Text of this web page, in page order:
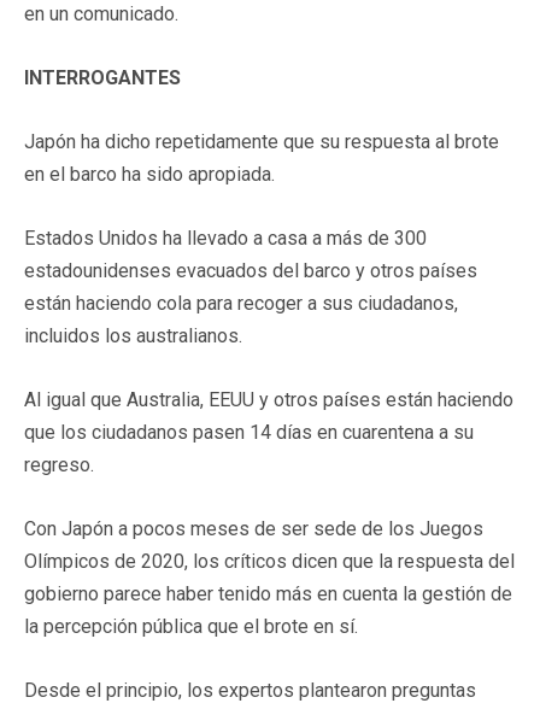
en un comunicado.
INTERROGANTES
Japón ha dicho repetidamente que su respuesta al brote
en el barco ha sido apropiada.
Estados Unidos ha llevado a casa a más de 300
estadounidenses evacuados del barco y otros países
están haciendo cola para recoger a sus ciudadanos,
incluidos los australianos.
Al igual que Australia, EEUU y otros países están haciendo
que los ciudadanos pasen 14 días en cuarentena a su
regreso.
Con Japón a pocos meses de ser sede de los Juegos
Olímpicos de 2020, los críticos dicen que la respuesta del
gobierno parece haber tenido más en cuenta la gestión de
la percepción pública que el brote en sí.
Desde el principio, los expertos plantearon preguntas